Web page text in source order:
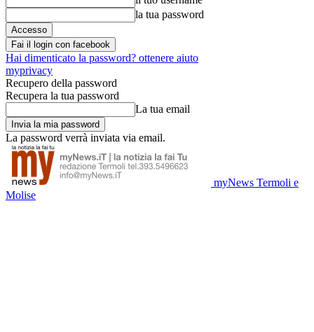
la tua password
Fai il login con facebook
Hai dimenticato la password? ottenere aiuto
myprivacy
Recupero della password
Recupera la tua password
La tua email
La password verrà inviata via email.
myNews Termoli e
Molise